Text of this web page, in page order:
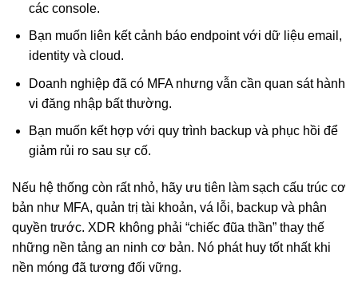
các console.
Bạn muốn liên kết cảnh báo endpoint với dữ liệu email,
identity và cloud.
Doanh nghiệp đã có MFA nhưng vẫn cần quan sát hành
vi đăng nhập bất thường.
Bạn muốn kết hợp với quy trình backup và phục hồi để
giảm rủi ro sau sự cố.
Nếu hệ thống còn rất nhỏ, hãy ưu tiên làm sạch cấu trúc cơ
bản như MFA, quản trị tài khoản, vá lỗi, backup và phân
quyền trước. XDR không phải “chiếc đũa thần” thay thế
những nền tảng an ninh cơ bản. Nó phát huy tốt nhất khi
nền móng đã tương đối vững.